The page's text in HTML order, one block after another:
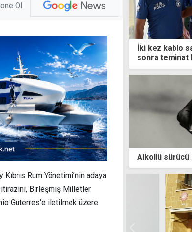
Ol
Rum Yönetimi’nin adaya
Birleşmiş Milletler
Guterres'e iletilmek üzere
İki kez kablo
sonra teminat
Alkollü sürücü